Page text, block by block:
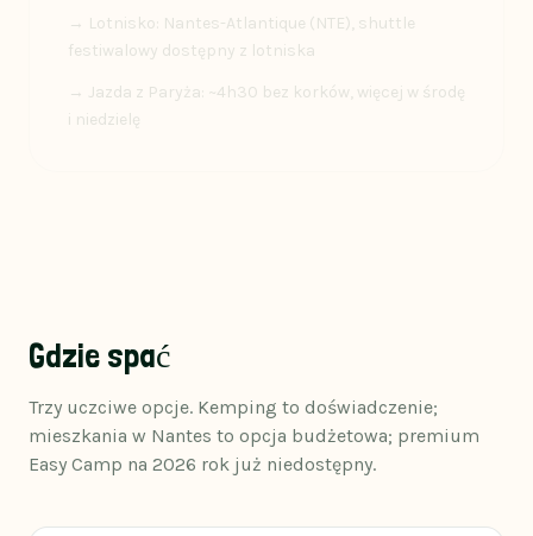
→ Lotnisko: Nantes-Atlantique (NTE), shuttle
festiwalowy dostępny z lotniska
→ Jazda z Paryża: ~4h30 bez korków, więcej w środę
i niedzielę
Gdzie spać
Trzy uczciwe opcje. Kemping to doświadczenie;
mieszkania w Nantes to opcja budżetowa; premium
Easy Camp na 2026 rok już niedostępny.